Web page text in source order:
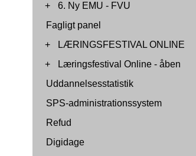
+
6. Ny EMU - FVU
Fagligt panel
+
LÆRINGSFESTIVAL ONLINE
+
Læringsfestival Online - åben
Uddannelsesstatistik
SPS-administrationssystem
Refud
Digidage